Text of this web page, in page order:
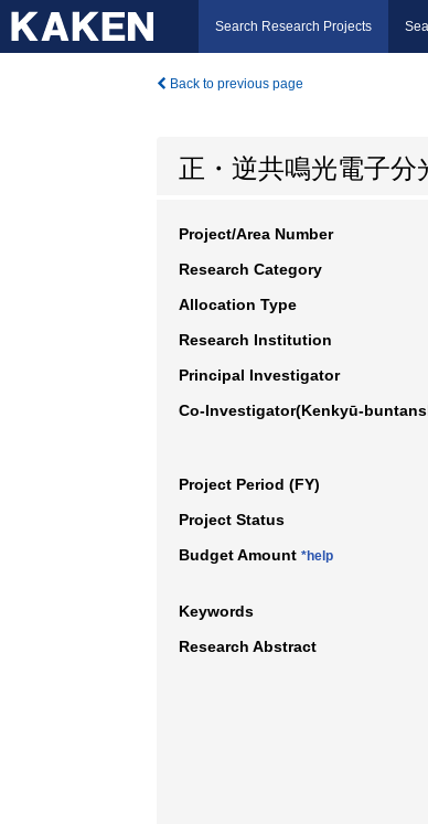
Search Research Projects
Back to previous page
正・逆共鳴光電子
Project/Area Number
Research Category
Allocation Type
Research Institution
Principal Investigator
Co-Investigator(Kenkyū-
Project Period (FY)
Project Status
Budget Amount *help
Keywords
Research Abstract